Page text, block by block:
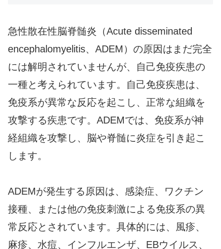
急性散在性脳脊髄炎（Acute disseminated
encephalomyelitis、ADEM）の原因はまだ完全
には解明されていませんが、自己免疫疾患の
一種と考えられています。自己免疫疾患は、
免疫系が異常な反応を起こし、正常な組織を
攻撃する疾患です。ADEMでは、免疫系が神
経組織を攻撃し、脳や脊髄に炎症を引き起こ
します。
ADEMが発生する原因は、感染症、ワクチン
接種、または他の免疫刺激による免疫系の異
常反応とされています。具体的には、風疹、
麻疹、水痘、インフルエンザ、EBウイルス、